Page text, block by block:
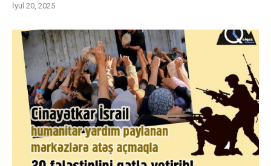
İyul 20, 2025